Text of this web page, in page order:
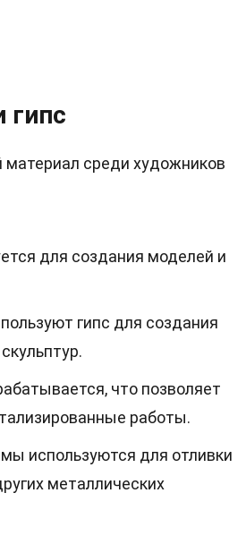
гипс
материал среди художников
для создания моделей и
гипс для создания
что позволяет
работы.
используются для отливки
металлических